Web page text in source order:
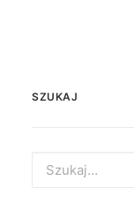
SZUKAJ
for: